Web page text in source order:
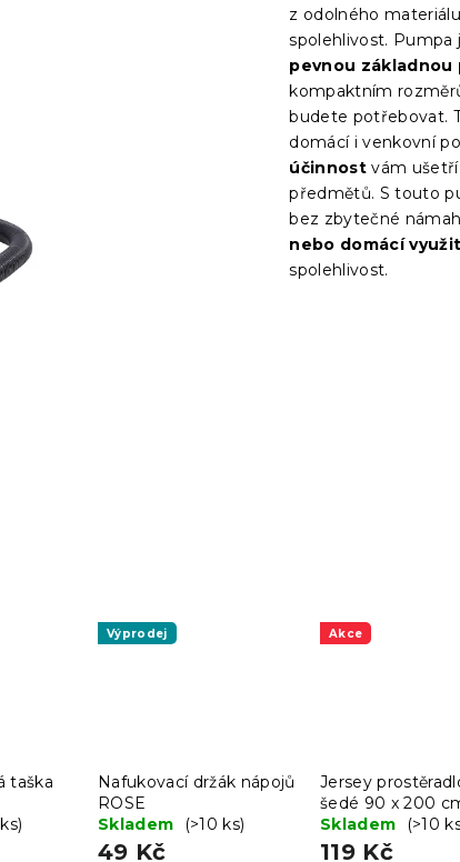
z odolného
spolehlivost.
pevnou základnou
kompaktním
budete potřebovat.
domácí i venkovní
účinnost vám
předmětů. S touto
bez zbytečné
nebo domácí
spolehlivost.
taška
Výprodej
Nafukovací držák nápojů
ROSE
Skladem
(>10 ks)
49 Kč
Akce
Jersey
šedé 90 x 200
Skladem
(>10
119 Kč